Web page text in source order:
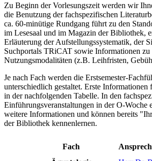
Zu Beginn der Vorlesungszeit werden wir
die Benutzung der fachspezifischen
ca. 60-minütige Rundgang führt zu den
im Lesesaal und im Magazin der Bibliothek,
Erläuterung der Aufstellungssystematik, der
Suchportals TRiCAT sowie Informationen zu
Nutzungsmodalitäten (z.B. Leihfristen,
Je nach Fach werden die Erstsemester-
unterschiedlich gestaltet. Erste Informationen
in der nachfolgenden Tabelle. In den
Einführungsveranstaltungen in der O-Woche
weitere Informationen und können bereits
der Bibliothek kennenlernen.
Fach